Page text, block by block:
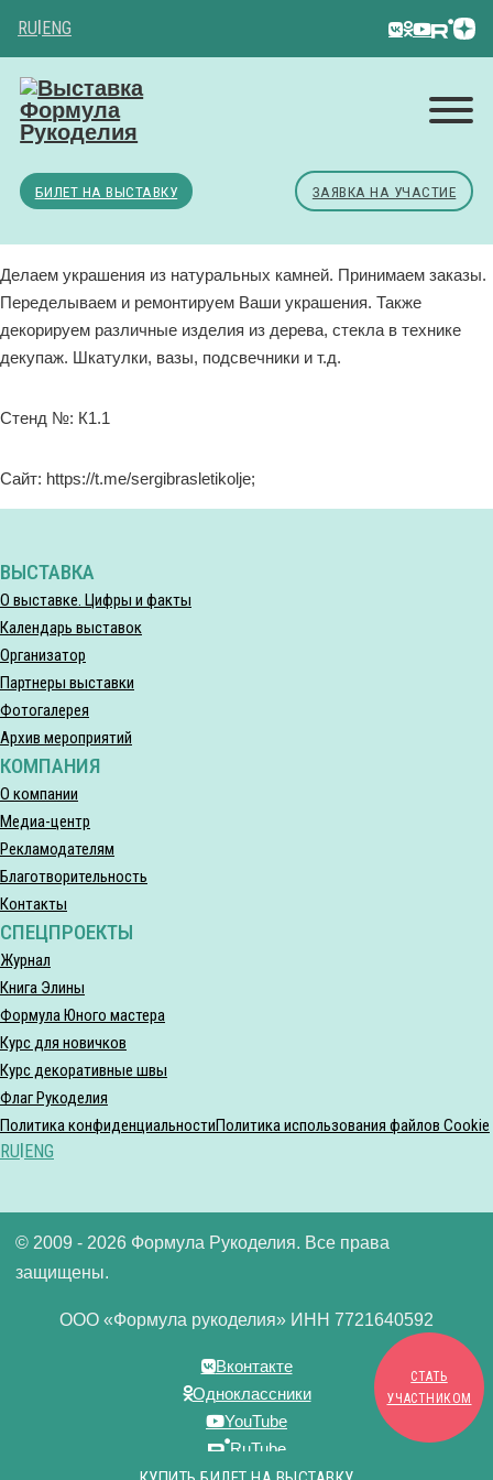
RU ENG
БИЛЕТ НА ВЫСТАВКУ ЗАЯВКА НА УЧАСТИЕ
Делаем украшения из натуральных камней. Принимаем заказы.
Переделываем и ремонтируем Ваши украшения. Также
декорируем различные изделия из дерева, стекла в технике
декупаж. Шкатулки, вазы, подсвечники и т.д.
Стенд №: К1.1
Сайт: https://t.me/sergibrasletikolje;
ВЫСТАВКА
О выставке. Цифры и факты
Календарь выставок
Организатор
Партнеры выставки
Фотогалерея
Архив мероприятий
КОМПАНИЯ
О компании
Медиа-центр
Рекламодателям
Благотворительность
Контакты
СПЕЦПРОЕКТЫ
Журнал
Книга Элины
Формула Юного мастера
Курс для новичков
Курс декоративные швы
Флаг Рукоделия
СТАТЬ
УЧАСТНИКОМ
Политика конфиденциальностиПолитика использования файлов Cookie
RU ENG
© 2009 - 2026 Формула Рукоделия. Все права
защищены.
ООО «Формула рукоделия» ИНН 7721640592
Вконтакте
Одноклассники
YouTube
RuTube
Дзен